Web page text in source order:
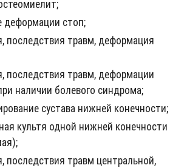
стоп;
последствия травм, деформация
последствия травм, деформации
наличии болевого синдрома;
сустава нижней конечности;
культя одной нижней конечности
последствия травм центральной,